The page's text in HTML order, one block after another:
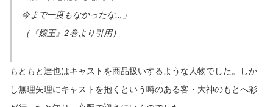
今まで一度もなかったな…」
（『嬢王』2巻より引用）
もともと達也はキャストを商品扱いするような人物でした。しか
し無理矢理にキャストを抱くという噂のある客・大神のもとへ彩